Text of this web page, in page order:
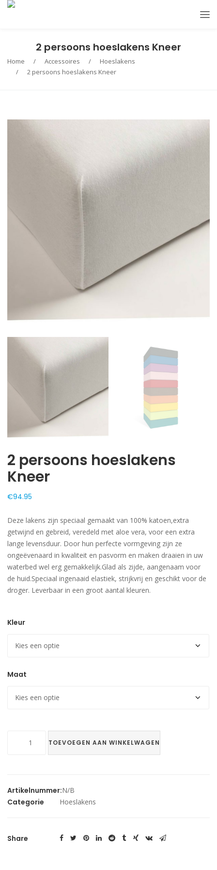
2 persoons hoeslakens Kneer
Home / Accessoires /
Hoeslakens
/
2 persoons hoeslakens Kneer
2 persoons hoeslakens
Kneer
€94.95
Deze lakens zijn speciaal gemaakt van 100% katoen,extra
getwijnd en gebreid, veredeld met aloe vera, voor een extra
lange levensduur. Door hun perfecte vormgeving zijn ze
ongeëvenaard in kwaliteit en pasvorm en maken draaien in uw
waterbed wel erg gemakkelijk.Glad als zijde, aangenaam voor
de huid.Speciaal ingenaaid elastiek, strijkvrij en geschikt voor de
droger. Leverbaar in een groot aantal kleuren.
Kleur
Maat
persoons
TOEVOEGEN AAN WINKELWAGEN
Artikelnummer:N/B
Categorie Hoeslakens
Share